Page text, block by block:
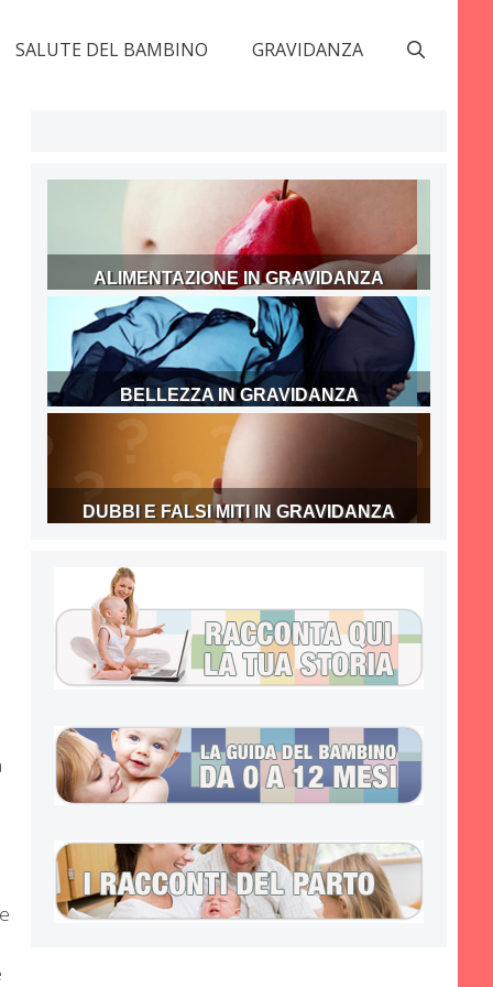
SALUTE DEL BAMBINO GRAVIDANZA
ALIMENTAZIONE IN GRAVIDANZA
BELLEZZA IN GRAVIDANZA
DUBBI E FALSI MITI IN GRAVIDANZA